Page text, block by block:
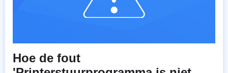
Hoe de fout